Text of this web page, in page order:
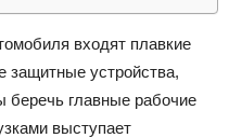
входят плавкие
защитные устройства,
беречь главные рабочие
выступает